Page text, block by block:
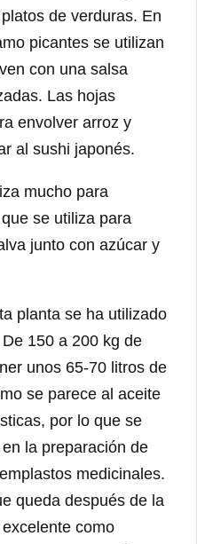
de verduras. En
picantes se utilizan
con una salsa
Las hojas
envolver arroz y
al sushi japonés.
mucho para
se utiliza para
junto con azúcar y
planta se ha utilizado
150 a 200 kg de
unos 65-70 litros de
se parece al aceite
por lo que se
la preparación de
medicinales.
queda después de la
como